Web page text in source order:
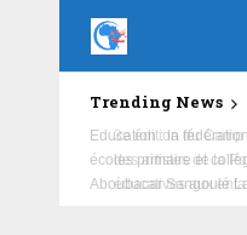
Trending News
Education : la
écoles primaire et
Aboubacar Sangoulé